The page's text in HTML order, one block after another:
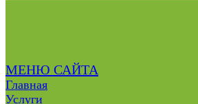
МЕНЮ САЙТА
Главная
Услуги